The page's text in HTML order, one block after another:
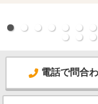
電話で問合